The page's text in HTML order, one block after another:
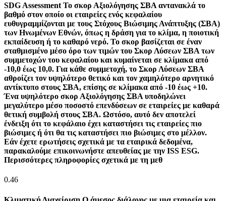
SDG Assessment Το σκορ Αξιολόγησης ΣΒΑ αντανακλά το
βαθμό στον οποίο οι εταιρείες ενός κεφαλαίου
ευθυγραμμίζονται με τους Στόχους Βιώσιμης Ανάπτυξης (ΣΒΑ)
των Ηνωμένων Εθνών, όπως η δράση για το κλίμα, η ποιοτική
εκπαίδευση ή το καθαρό νερό. Το σκορ βασίζεται σε έναν
σταθμισμένο μέσο όρο των τιμών του Σκορ Λύσεων ΣΒΑ των
συμμετοχών του κεφαλαίου και κυμαίνεται σε κλίμακα από
-10,0 έως 10,0. Για κάθε συμμετοχή, το Σκορ Λύσεων ΣΒΑ
αθροίζει τον υψηλότερο θετικό και τον χαμηλότερο αρνητικό
αντίκτυπο στους ΣΒΑ, επίσης σε κλίμακα από -10 έως +10.
Ένα υψηλότερο σκορ Αξιολόγησης ΣΒΑ υποδηλώνει
μεγαλύτερο μέσο ποσοστό επενδύσεων σε εταιρείες με καθαρά
θετική συμβολή στους ΣΒΑ. Ωστόσο, αυτό δεν αποτελεί
ένδειξη ότι το κεφάλαιο έχει καταστήσει τις εταιρείες πιο
βιώσιμες ή ότι θα τις καταστήσει πιο βιώσιμες στο μέλλον.
Εάν έχετε ερωτήσεις σχετικά με τα εταιρικά δεδομένα,
παρακαλούμε επικοινωνήστε απευθείας με την ISS ESG.
Περισσότερες πληροφορίες σχετικά με τη μεθ
0.46